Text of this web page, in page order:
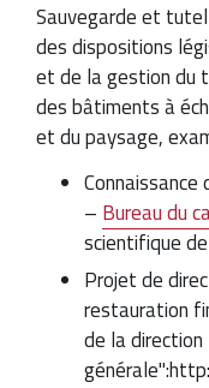
Sauvegarde et
des dispositions
et de la gestion du
des bâtiments à
et du paysage,
– Bureau du
scientifique
Projet de
restauration
de la direction